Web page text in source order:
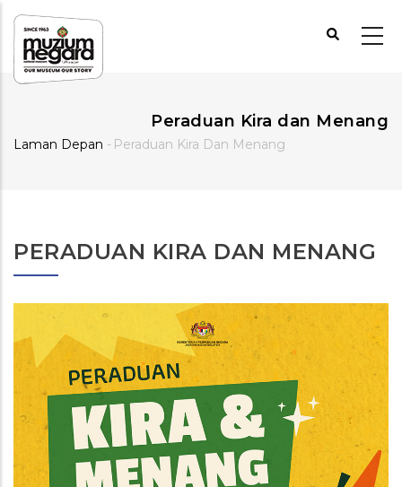
Langkau
kandungan
utama
Peraduan Kira dan Menang
Laman Depan - Peraduan Kira Dan Menang
PERADUAN KIRA DAN MENANG